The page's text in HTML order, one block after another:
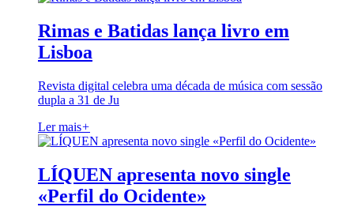
Rimas e Batidas lança livro em
Lisboa
Revista digital celebra uma década de música com sessão
dupla a 31 de Ju
Ler mais+
LÍQUEN apresenta novo single
«Perfil do Ocidente»